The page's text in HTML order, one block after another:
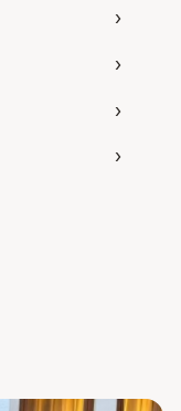
›
›
›
›